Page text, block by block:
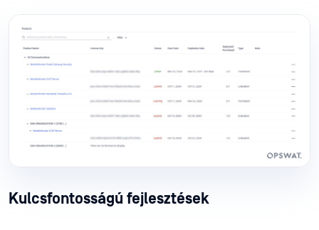
Kulcsfontosságú fejlesztések